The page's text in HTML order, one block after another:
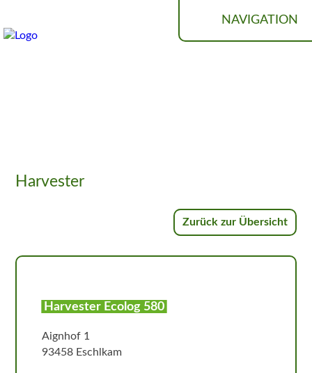
NAVIGATION
Harvester
Zurück zur Übersicht
Harvester Ecolog 580
Aignhof 1
93458 Eschlkam